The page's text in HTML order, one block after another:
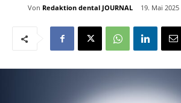
Von Redaktion dental JOURNAL 19. Mai 2025